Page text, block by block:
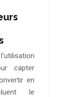
capter
en
le